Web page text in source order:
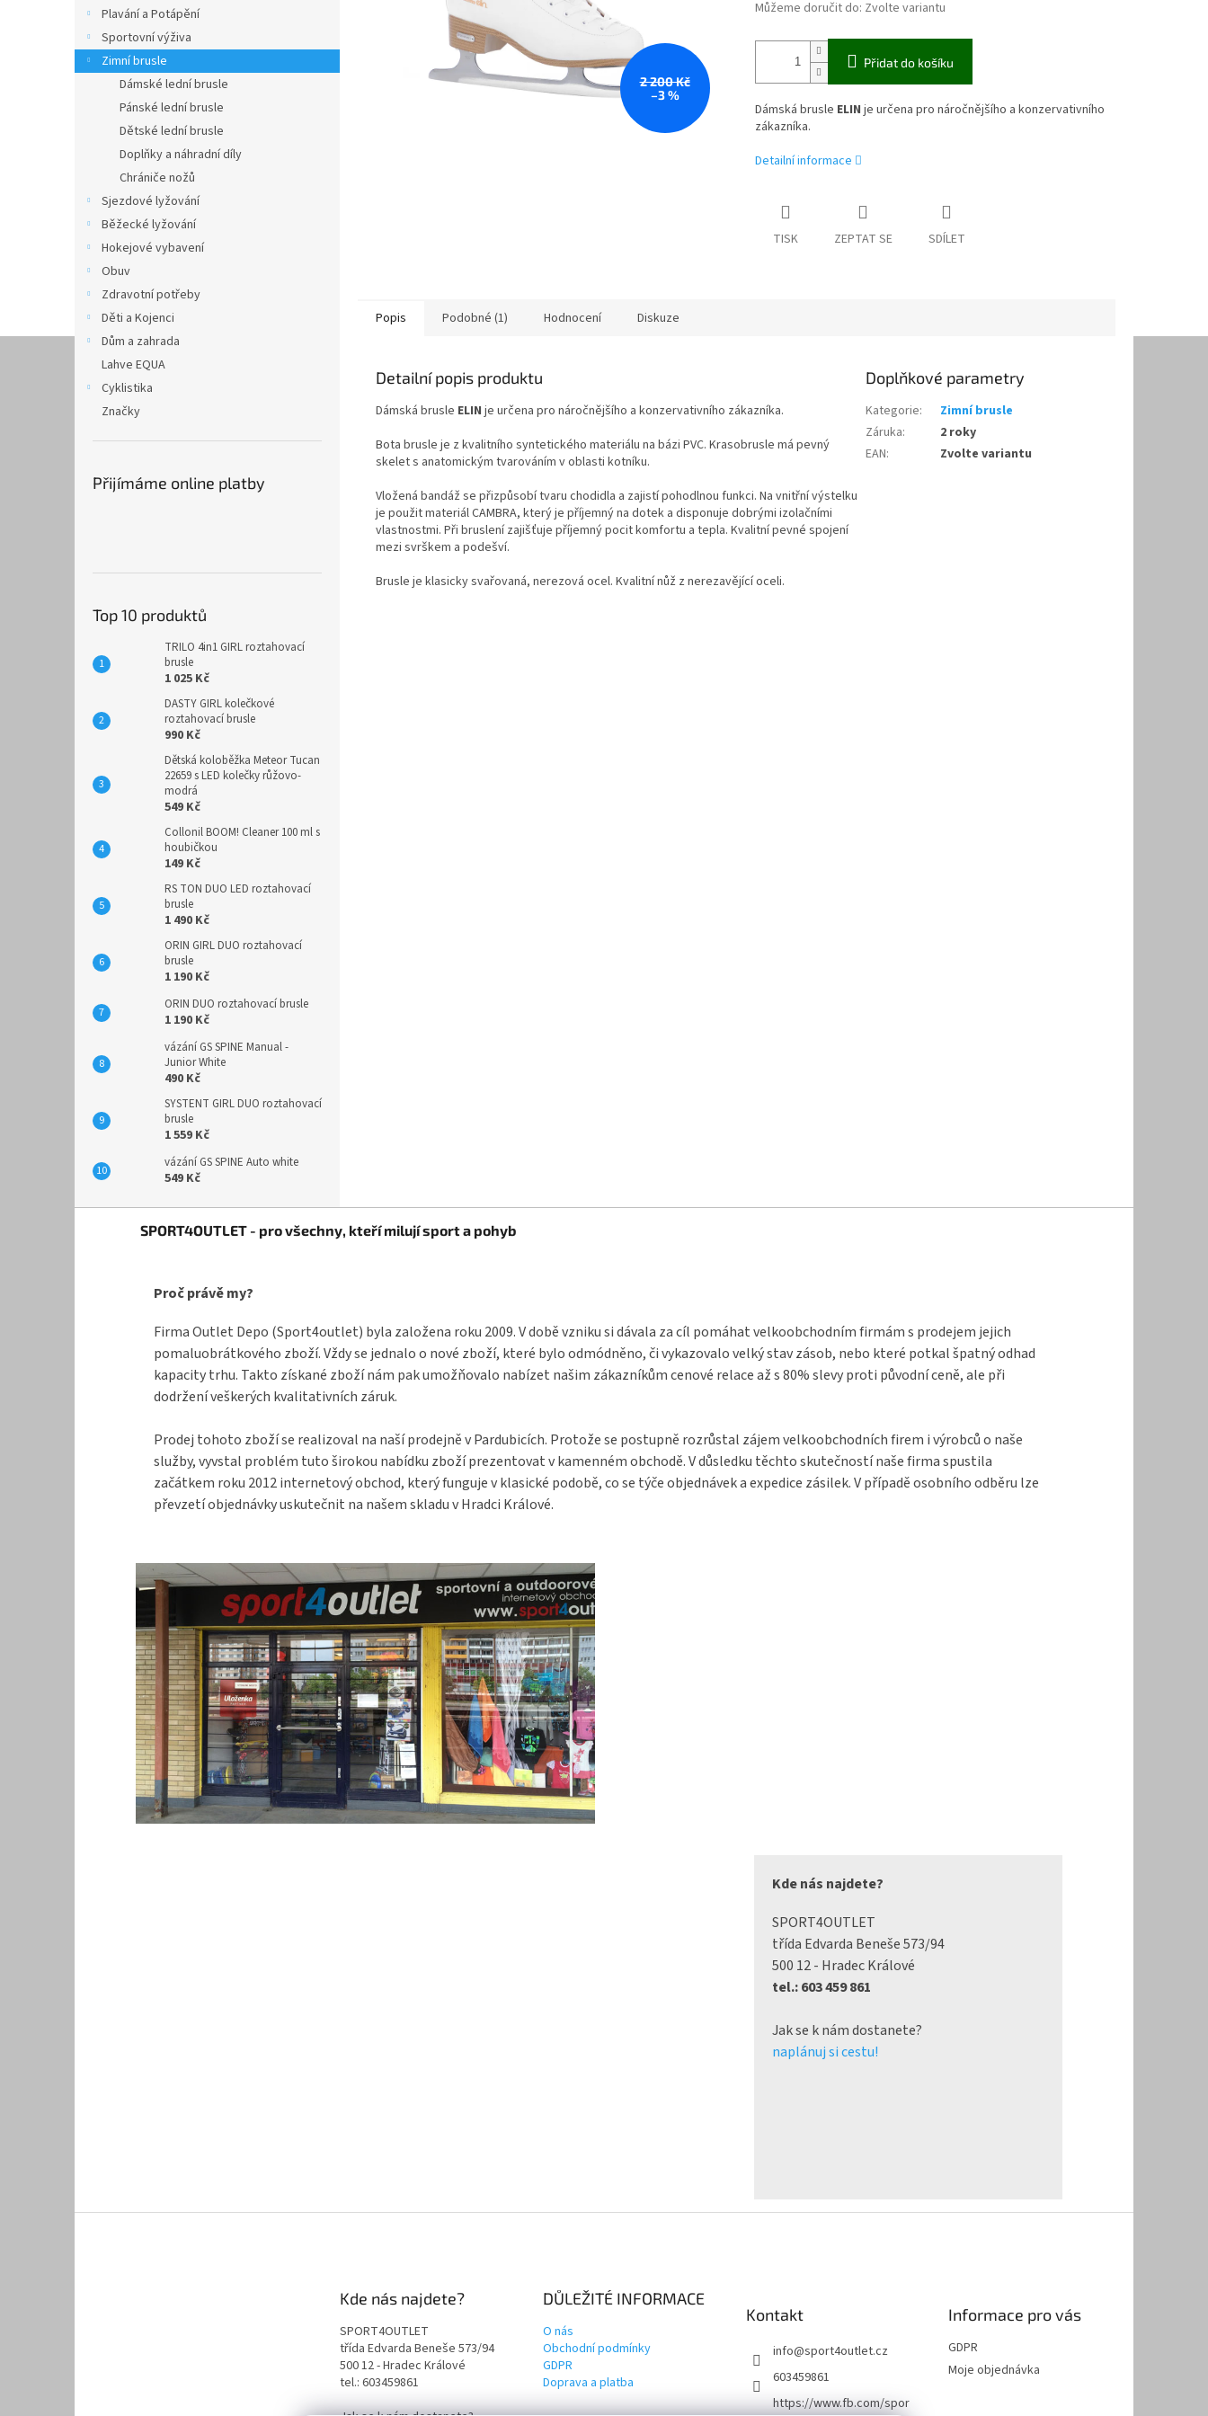
l
Plavání a Potápění
Sportovní výživa
Zimní brusle
Dámské lední brusle
Pánské lední brusle
Dětské lední brusle
Doplňky a náhradní díly
Chrániče nožů
Sjezdové lyžování
Běžecké lyžování
Hokejové vybavení
Obuv
Zdravotní potřeby
Děti a Kojenci
Dům a zahrada
Lahve EQUA
Cyklistika
Značky
Přijímáme online platby
Top 10 produktů
TRILO 4in1 GIRL roztahovací
brusle
1 025 Kč
DASTY GIRL kolečkové
roztahovací brusle
990 Kč
Dětská koloběžka Meteor Tucan
22659 s LED kolečky růžovo-
modrá
549 Kč
Collonil BOOM! Cleaner 100 ml s
houbičkou
149 Kč
RS TON DUO LED roztahovací
brusle
1 490 Kč
ORIN GIRL DUO roztahovací
brusle
1 190 Kč
ORIN DUO roztahovací brusle
1 190 Kč
vázání GS SPINE Manual -
Junior White
490 Kč
SYSTENT GIRL DUO roztahovací
brusle
1 559 Kč
vázání GS SPINE Auto white
549 Kč
2 200 Kč
–3 %
Můžeme doručit do: Zvolte variantu
Přidat do košíku
Dámská brusle ELIN je určena pro náročnějšího a konzervativního
zákazníka.
Detailní informace
TISK ZEPTAT SE SDÍLET
Popis Podobné (1) Hodnocení Diskuze
Detailní popis produktu
Dámská brusle ELIN je určena pro náročnějšího a konzervativního zákazníka.
Bota brusle je z kvalitního syntetického materiálu na bázi PVC. Krasobrusle má pevný
skelet s anatomickým tvarováním v oblasti kotníku.
Vložená bandáž se přizpůsobí tvaru chodidla a zajistí pohodlnou funkci. Na vnitřní výstelku
je použit materiál CAMBRA, který je příjemný na dotek a disponuje dobrými izolačními
vlastnostmi. Při bruslení zajišťuje příjemný pocit komfortu a tepla. Kvalitní pevné spojení
mezi svrškem a podešví.
Brusle je klasicky svařovaná, nerezová ocel. Kvalitní nůž z nerezavějící oceli.
Doplňkové parametry
Kategorie:
Zimní brusle
Záruka:
2 roky
EAN: Zvolte variantu
SPORT4OUTLET - pro všechny, kteří milují sport a pohyb
Proč právě my?
Firma Outlet Depo (Sport4outlet) byla založena roku 2009. V době vzniku si dávala za cíl pomáhat velkoobchodním firmám s prodejem jejich
pomaluobrátkového zboží. Vždy se jednalo o nové zboží, které bylo odmódněno, či vykazovalo velký stav zásob, nebo které potkal špatný odhad
kapacity trhu. Takto získané zboží nám pak umožňovalo nabízet našim zákazníkům cenové relace až s 80% slevy proti původní ceně, ale při
dodržení veškerých kvalitativních záruk.
Prodej tohoto zboží se realizoval na naší prodejně v Pardubicích. Protože se postupně rozrůstal zájem velkoobchodních firem i výrobců o naše
služby, vyvstal problém tuto širokou nabídku zboží prezentovat v kamenném obchodě. V důsledku těchto skutečností naše firma spustila
začátkem roku 2012 internetový obchod, který funguje v klasické podobě, co se týče objednávek a expedice zásilek. V případě osobního odběru lze
převzetí objednávky uskutečnit na našem skladu v Hradci Králové.
Kde nás najdete?
SPORT4OUTLET
třída Edvarda Beneše 573/94
500 12 - Hradec Králové
tel.: 603 459 861
Jak se k nám dostanete?
naplánuj si cestu!
Kde nás najdete?
SPORT4OUTLET
třída Edvarda Beneše 573/94
500 12 - Hradec Králové
tel.: 603459861
DŮLEŽITÉ INFORMACE
O nás
Obchodní podmínky
GDPR
Doprava a platba
Kontakt
info@sport4outlet.cz
603459861
https://www.fb.com/spor
Informace pro vás
GDPR
Moje objednávka